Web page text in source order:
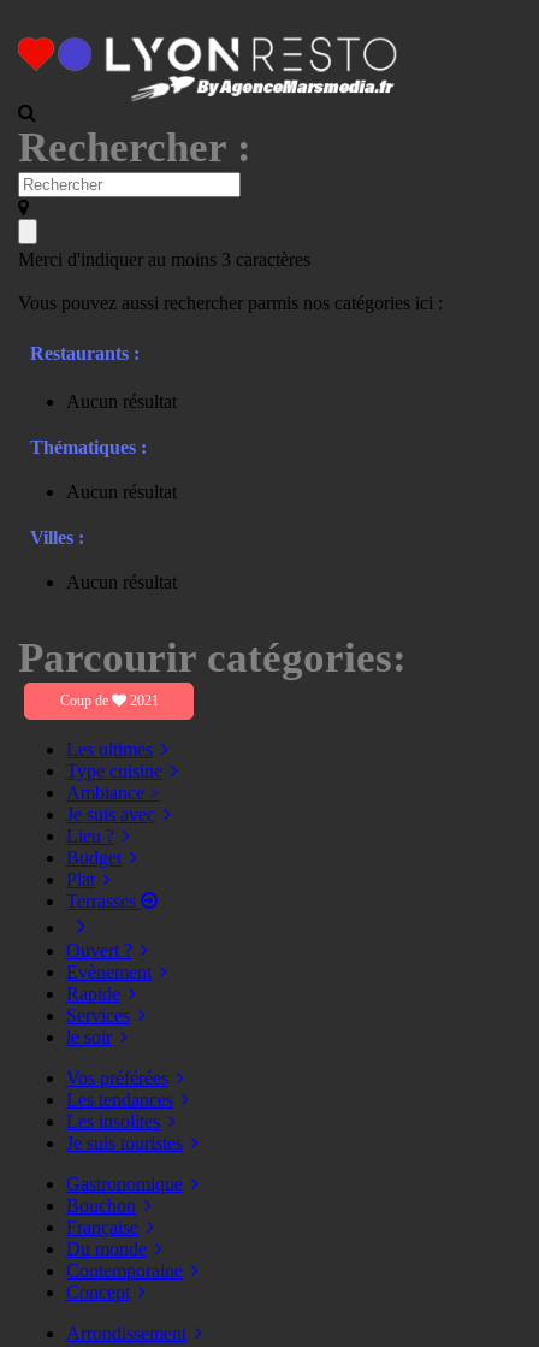
Rechercher :
Merci d'indiquer au moins 3 caractères
Vous pouvez aussi rechercher parmis nos catégories ici :
Restaurants :
Aucun résultat
Thématiques :
Aucun résultat
Villes :
Aucun résultat
Parcourir catégories:
Coup de 2021
Les ultimes
Type cuisine
Ambiance >
Je suis avec
Lieu ?
Budget
Plat
Terrasses
Ouvert ?
Evènement
Rapide
Services
le soir
Vos préférées
Les tendances
Les insolites
Je suis touristes
Gastronomique
Bouchon
Française
Du monde
Contemporaine
Concept
Arrondissement